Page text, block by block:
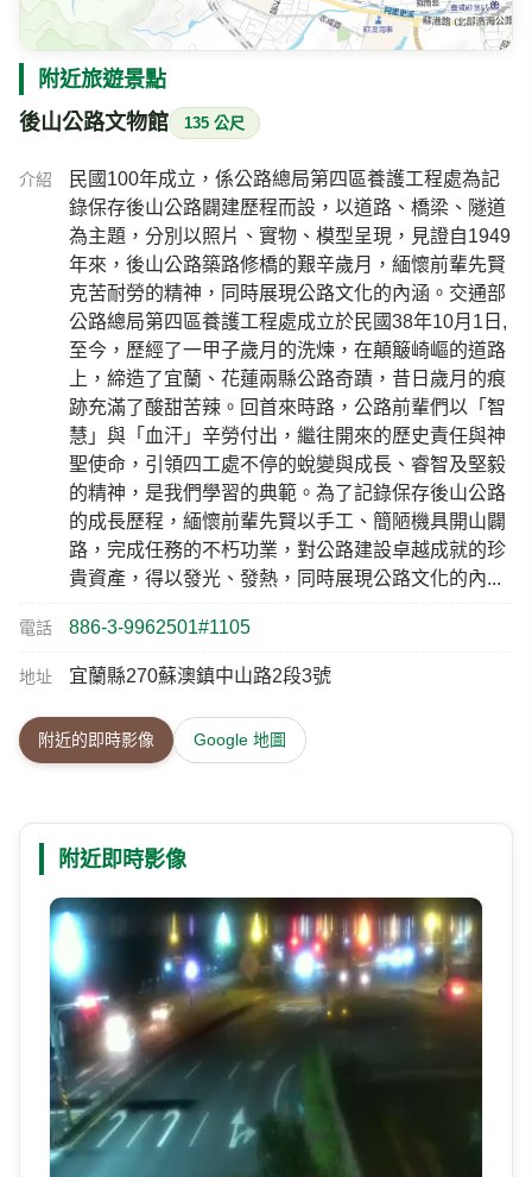
附近旅遊景點
後山公路文物館 135 公尺
介紹
民國100年成立，係公路總局第四區養護工程處為記
錄保存後山公路闢建歷程而設，以道路、橋梁、隧道
為主題，分別以照片、實物、模型呈現，見證自1949
年來，後山公路築路修橋的艱辛歲月，緬懷前輩先賢
克苦耐勞的精神，同時展現公路文化的內涵。交通部
公路總局第四區養護工程處成立於民國38年10月1日,
至今，歷經了一甲子歲月的洗煉，在顛簸崎嶇的道路
上，締造了宜蘭、花蓮兩縣公路奇蹟，昔日歲月的痕
跡充滿了酸甜苦辣。回首來時路，公路前輩們以「智
慧」與「血汗」辛勞付出，繼往開來的歷史責任與神
聖使命，引領四工處不停的蛻變與成長、睿智及堅毅
的精神，是我們學習的典範。為了記錄保存後山公路
的成長歷程，緬懷前輩先賢以手工、簡陋機具開山闢
路，完成任務的不朽功業，對公路建設卓越成就的珍
貴資產，得以發光、發熱，同時展現公路文化的內...
電話 886-3-9962501#1105
地址 宜蘭縣270蘇澳鎮中山路2段3號
附近的即時影像 Google 地圖
附近即時影像